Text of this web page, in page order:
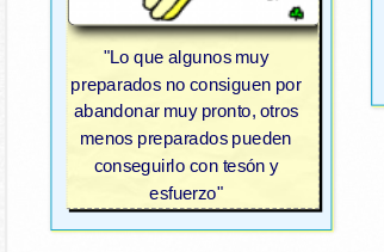
"Lo que algunos muy
preparados no consiguen por
abandonar muy pronto, otros
menos preparados pueden
conseguirlo con tesón y
esfuerzo"